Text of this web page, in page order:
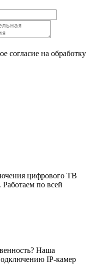
согласие на обработку
цифрового ТВ
по всей
Наша
IP-камер